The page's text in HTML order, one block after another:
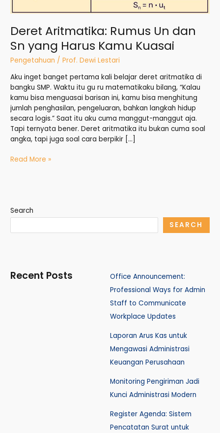
Deret Aritmatika: Rumus Un dan
Sn yang Harus Kamu Kuasai
Pengetahuan /Prof. Dewi Lestari
Aku inget banget pertama kali belajar deret aritmatika di
bangku SMP. Waktu itu gu ru matematikaku bilang, “Kalau
kamu bisa menguasai barisan ini, kamu bisa menghitung
jumlah penghasilan, pengeluaran, bahkan langkah hidup
secara logis.” Saat itu aku cuma manggut-manggut aja.
Tapi ternyata bener. Deret aritmatika itu bukan cuma soal
angka, tapi juga soal cara berpikir […]
Read More »
Search
SEARCH
Recent Posts
Office Announcement:
Professional Ways for Admin
Staff to Communicate
Workplace Updates
Laporan Arus Kas untuk
Mengawasi Administrasi
Keuangan Perusahaan
Monitoring Pengiriman Jadi
Kunci Administrasi Modern
Register Agenda: Sistem
Pencatatan Surat untuk